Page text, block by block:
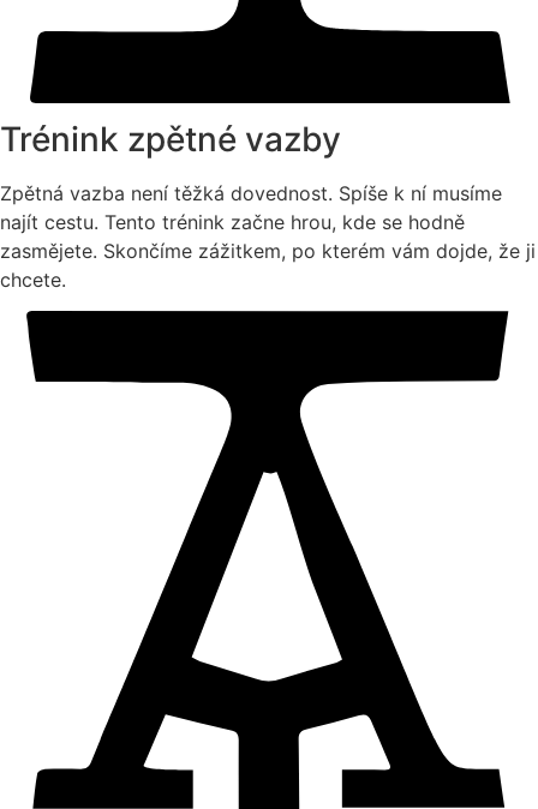
Trénink zpětné vazby
Zpětná vazba není těžká dovednost. Spíše k ní musíme
najít cestu. Tento trénink začne hrou, kde se hodně
zasmějete. Skončíme zážitkem, po kterém vám dojde, že ji
chcete.